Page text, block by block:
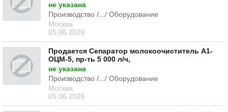
не указана
Производство /.../ Оборудование
Москва
05.06.2026
Продается Сепаратор молокоочиститель А1-
ОЦМ-5, пр-ть 5 000 л/ч,
не указана
Производство /.../ Оборудование
Москва
05.06.2026